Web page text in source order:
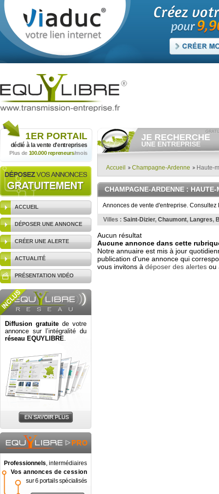
1ER PORTAIL
dédié à la vente d'entreprises
Plus de 100.000 repreneurs/mois
ACCUEIL
DÉPOSER UNE ANNONCE
CRÉER UNE ALERTE
ACTUALITÉ
PRÉSENTATION VIDÉO
Diffusion gratuite de votre
annonce sur l’intégralité du
réseau EQUYLIBRE.
Professionnels, intermédiaires
Vos annonces de cession
sur 6 portails spécialisés
JE RECHERCHE
UNE ENTREPRISE
Consulter gratuitementles
vendre.
Et/ou déposergratuitement
votre recherche d'entreprise.
RECHERCHER UNE
ANNONCE
Accueil Champagne-Ardenne Haute-
CHAMPAGNE-ARDENNE: HAUTE-
Annonces de vente d'entreprise.
Villes : Saint-Dizier, Chaumont, Langres,
Aucun résultat
Aucune annonce dans cette
Notre annuaire est mis à jour
publication d'une annonce qui
vous invitons à déposer des alertes ou